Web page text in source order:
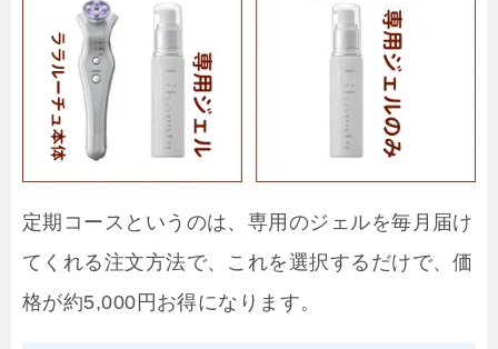
定期コースというのは、専用のジェルを毎月届け
てくれる注文方法で、これを選択するだけで、価
格が約5,000円お得になります。